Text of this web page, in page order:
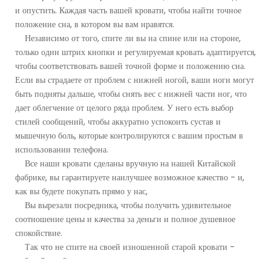
и опустить. Каждая часть вашей кровати, чтобы найти точное
положение сна, в котором вы вам нравятся.
Независимо от того, спите ли вы на спине или на стороне,
только один штрих кнопки и регулируемая кровать адаптируется,
чтобы соответствовать вашей точной форме и положению сна.
Если вы страдаете от проблем с нижней ногой, ваши ноги могут
быть подняты дальше, чтобы снять вес с нижней части ног, что
дает облегчение от целого ряда проблем. У него есть выбор
стилей сообщений, чтобы аккуратно успокоить сустав и
мышечную боль, которые контролируются с вашим простым в
использовании телефона.
Все наши кровати сделаны вручную на нашей Китайской
фабрике, вы гарантируете наилучшее возможное качество - и,
как вы будете покупать прямо у нас,
Вы вырезали посредника, чтобы получить удивительное
соотношение цены и качества за деньги и полное душевное
спокойствие.
Так что не спите на своей изношенной старой кровати -